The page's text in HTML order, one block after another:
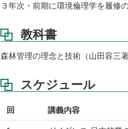
３年次・前期に環境倫理学を履修
教科書
森林管理の理念と技術（山田容三
スケジュール
回 講義内容